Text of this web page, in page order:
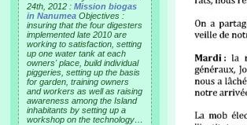
24th, 2012 : Mission biogas
in Nanumea Objectives :
insuring that the four digesters
implemented late 2010 are
working to satisfaction, setting
up one water tank at each
owners' place, build individual
piggeries, setting up the basis
for garden, training owners
and workers as well as raising
awareness among the Island
inhabitants by setting up a
workshop on the technology…